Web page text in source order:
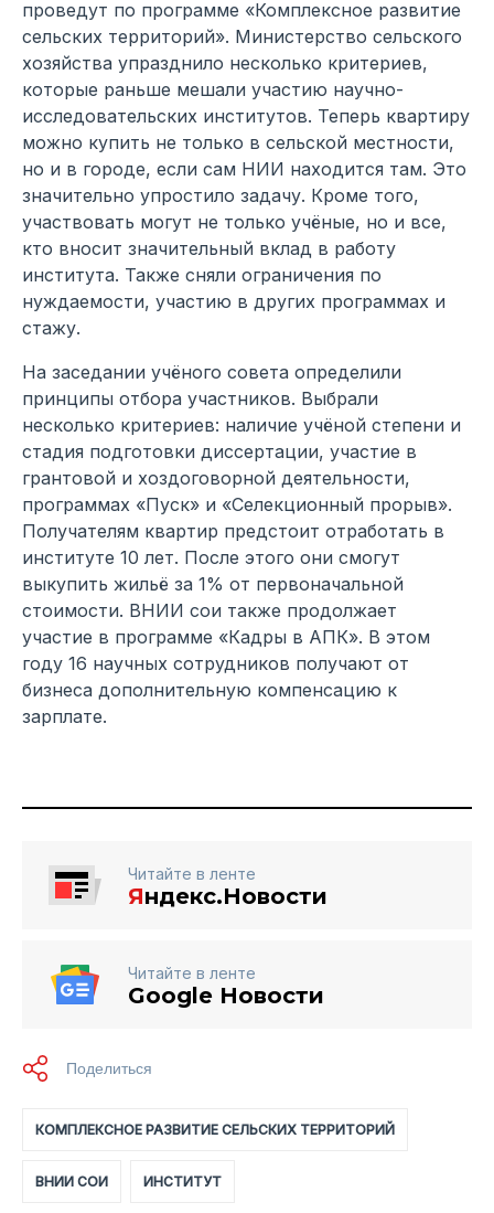
проведут по программе «Комплексное развитие
сельских территорий». Министерство сельского
хозяйства упразднило несколько критериев,
которые раньше мешали участию научно-
исследовательских институтов. Теперь квартиру
можно купить не только в сельской местности,
но и в городе, если сам НИИ находится там. Это
значительно упростило задачу. Кроме того,
участвовать могут не только учёные, но и все,
кто вносит значительный вклад в работу
института. Также сняли ограничения по
нуждаемости, участию в других программах и
стажу.
На заседании учёного совета определили
принципы отбора участников. Выбрали
несколько критериев: наличие учёной степени и
стадия подготовки диссертации, участие в
грантовой и хоздоговорной деятельности,
программах «Пуск» и «Селекционный прорыв».
Получателям квартир предстоит отработать в
институте 10 лет. После этого они смогут
выкупить жильё за 1% от первоначальной
стоимости. ВНИИ сои также продолжает
участие в программе «Кадры в АПК». В этом
году 16 научных сотрудников получают от
бизнеса дополнительную компенсацию к
зарплате.
Читайте в ленте
Яндекс.Новости
Читайте в ленте
Google Новости
КОМПЛЕКСНОЕ РАЗВИТИЕ СЕЛЬСКИХ ТЕРРИТОРИЙ
ВНИИ СОИ ИНСТИТУТ